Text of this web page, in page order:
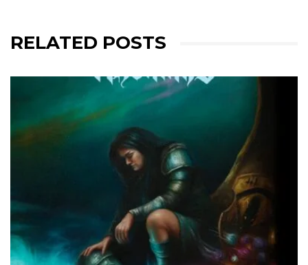
RELATED POSTS